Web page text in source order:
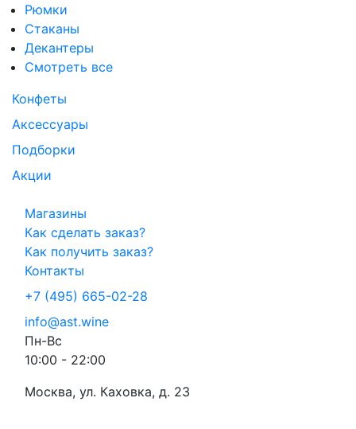
Рюмки
Стаканы
Декантеры
Смотреть все
Конфеты
Аксессуары
Подборки
Акции
Магазины
Как сделать заказ?
Как получить заказ?
Контакты
+7 (495) 665-02-28
info@ast.wine
Пн-Вс
10:00 - 22:00
Москва, ул. Каховка, д. 23